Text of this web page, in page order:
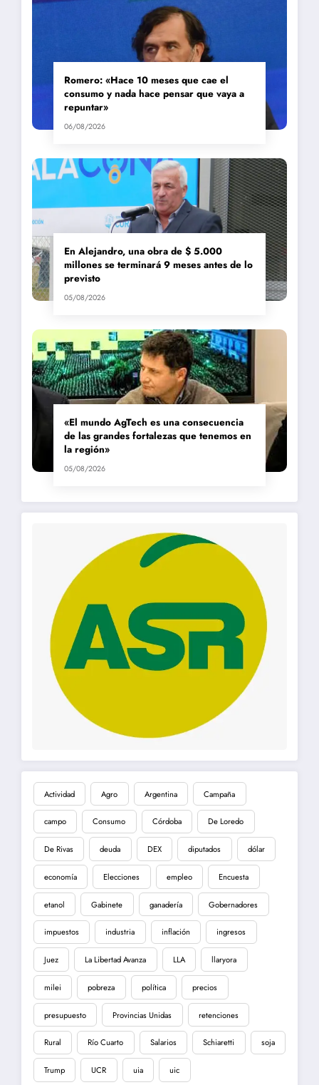
Romero: «Hace 10 meses que cae el
consumo y nada hace pensar que vaya a
repuntar»
06/08/2026
En Alejandro, una obra de $ 5.000
millones se terminará 9 meses antes de lo
previsto
05/08/2026
«El mundo AgTech es una consecuencia
de las grandes fortalezas que tenemos en
la región»
05/08/2026
Actividad Agro Argentina Campaña
campo Consumo Córdoba De Loredo
De Rivas deuda DEX diputados dólar
economía Elecciones empleo Encuesta
etanol Gabinete ganadería Gobernadores
impuestos industria inflación ingresos
Juez La Libertad Avanza LLA llaryora
milei pobreza política precios
presupuesto Provincias Unidas retenciones
Rural Río Cuarto Salarios Schiaretti soja
Trump UCR uia uic